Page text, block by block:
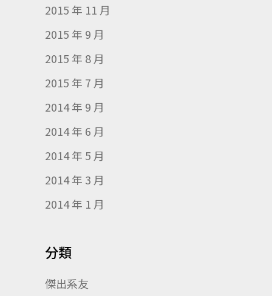
2015 年 11 月
2015 年 9 月
2015 年 8 月
2015 年 7 月
2014 年 9 月
2014 年 6 月
2014 年 5 月
2014 年 3 月
2014 年 1 月
分類
傑出系友